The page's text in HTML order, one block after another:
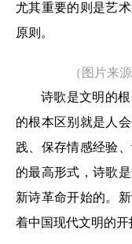
尤其重要的则是艺
原则。
（图片来
诗歌是文明的
的根本区别就是人
践、保存情感经验
的最高形式，诗歌
新诗革命开始的。
着中国现代文明的开